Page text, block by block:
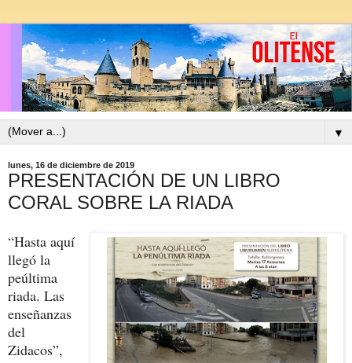
▼
lunes, 16 de diciembre de 2019
PRESENTACIÓN DE UN LIBRO
CORAL SOBRE LA RIADA
“Hasta aquí
llegó la
peúltima
riada. Las
enseñanzas
del
Zidacos”,